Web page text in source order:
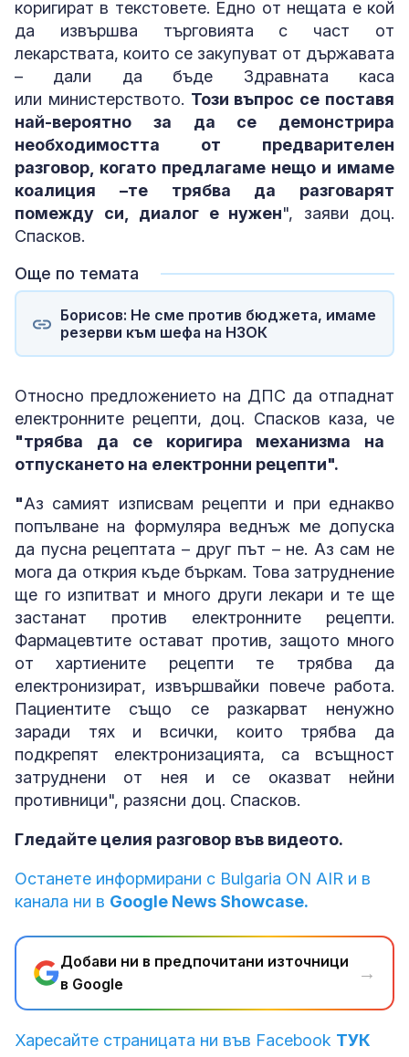
коригират в текстовете. Едно от нещата е кой
да извършва търговията с част от
лекарствата, които се закупуват от държавата
– дали да бъде Здравната каса
или министерството. Този въпрос се поставя
най-вероятно за да се демонстрира
необходимостта от предварителен
разговор, когато предлагаме нещо и имаме
коалиция –те трябва да разговарят
помежду си, диалог е нужен", заяви доц.
Спасков.
Още по темата
Борисов: Не сме против бюджета, имаме
резерви към шефа на НЗОК
Относно предложението на ДПС да отпаднат
електронните рецепти, доц. Спасков каза, че
"трябва да се коригира механизма на
отпускането на електронни рецепти".
"Аз самият изписвам рецепти и при еднакво
попълване на формуляра веднъж ме допуска
да пусна рецептата – друг път – не. Аз сам не
мога да открия къде бъркам. Това затруднение
ще го изпитват и много други лекари и те ще
застанат против електронните рецепти.
Фармацевтите остават против, защото много
от хартиените рецепти те трябва да
електронизират, извършвайки повече работа.
Пациентите също се разкарват ненужно
заради тях и всички, които трябва да
подкрепят електронизацията, са всъщност
затруднени от нея и се оказват нейни
противници", разясни доц. Спасков.
Гледайте целия разговор във видеото.
Останете информирани с Bulgaria ON AIR и в
канала ни в Google News Showcase.
Добави ни в предпочитани източници
в Google
→
Харесайте страницата ни във Facebook ТУК